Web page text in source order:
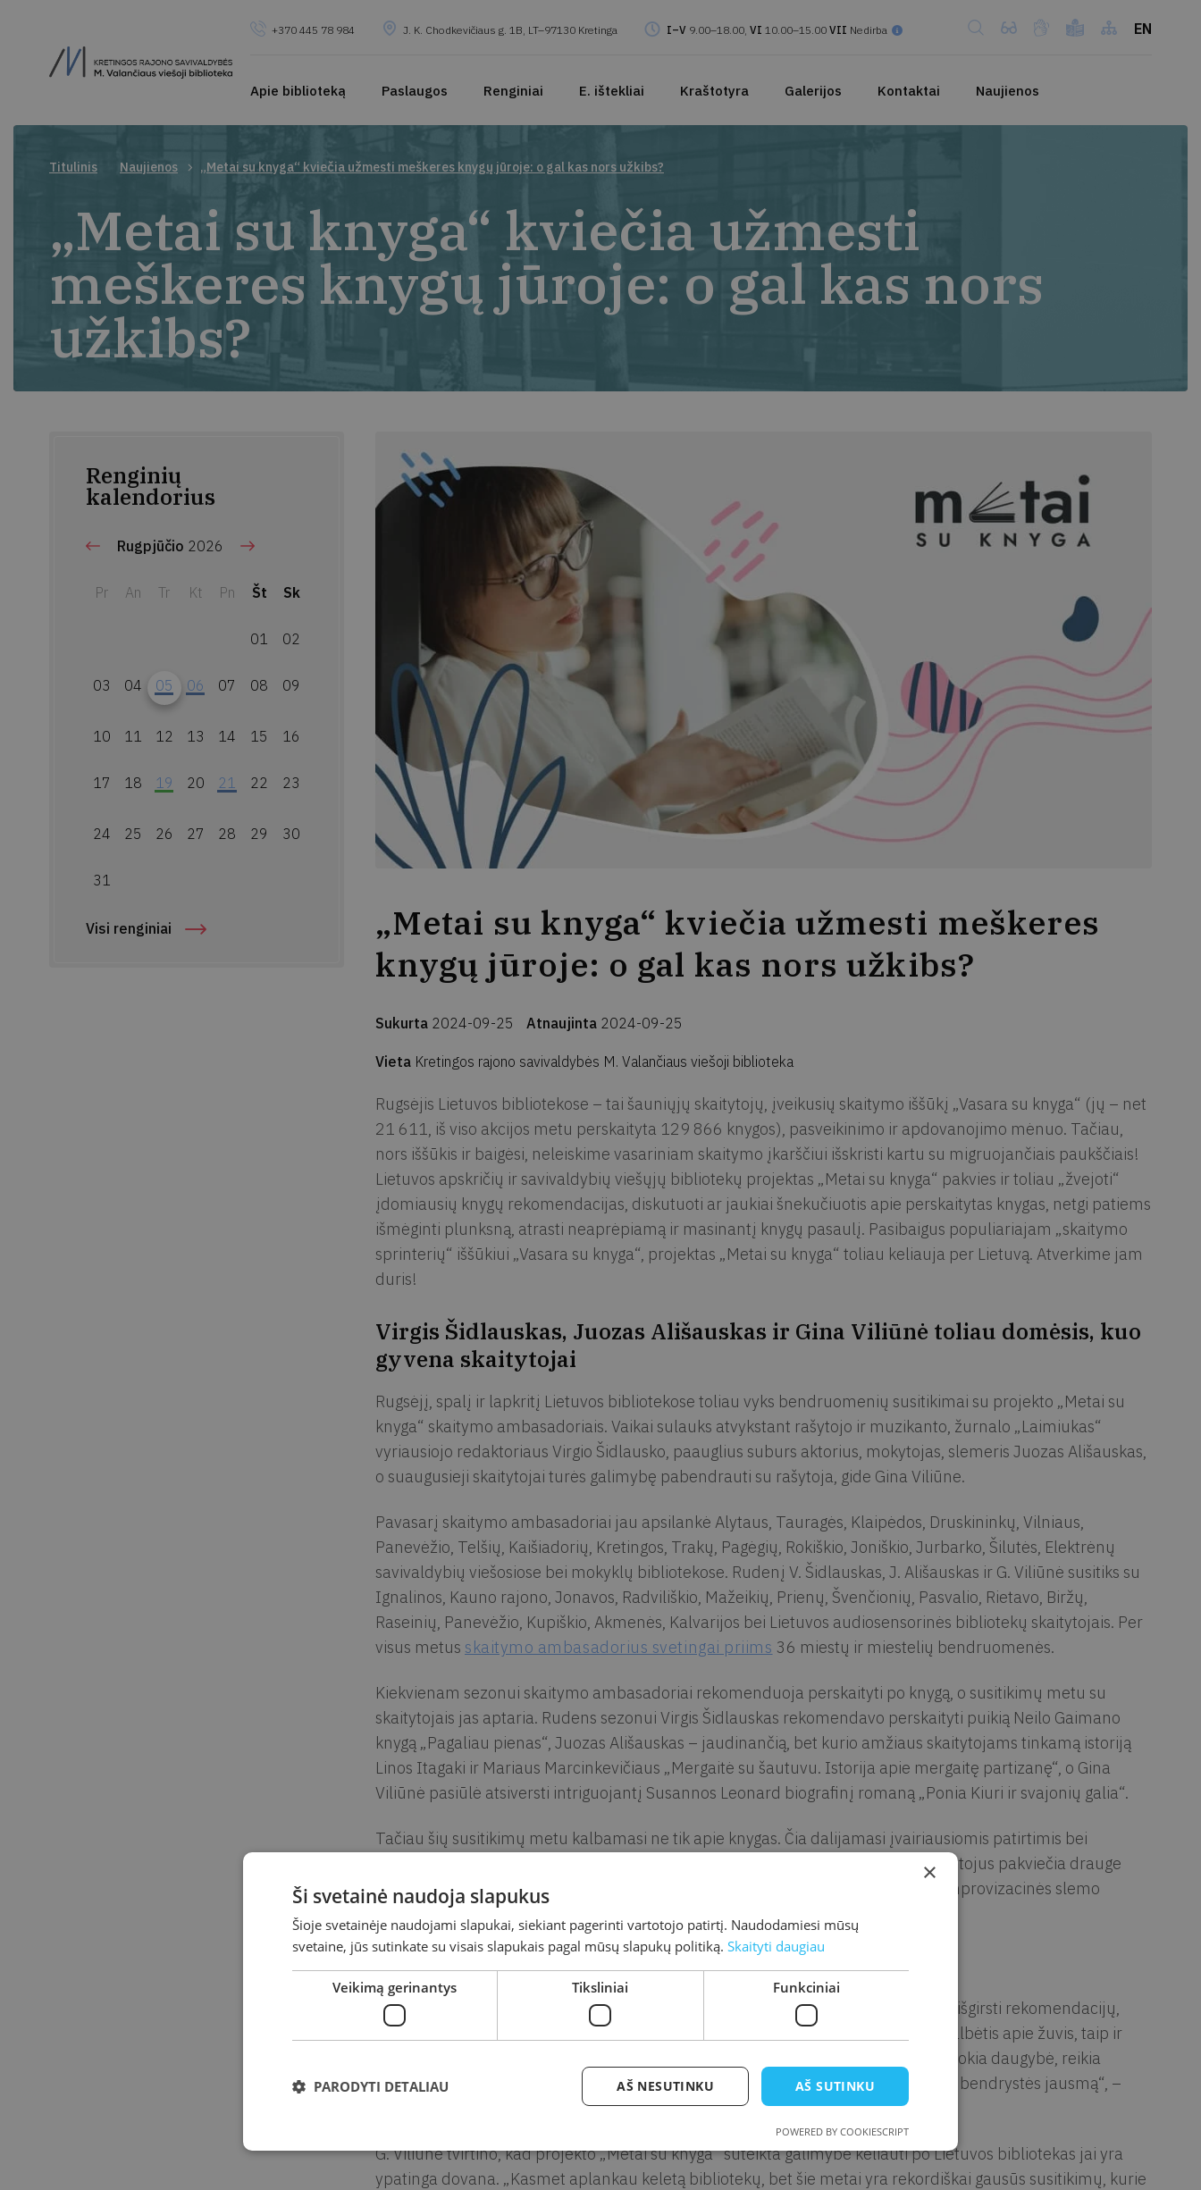
+370 445 78 984 J. K. Chodkevičiaus g. 1B, LT–97130 Kretinga I–V 9.00–18.00, VI 10.00–15.00 VII Nedirba EN
Apie biblioteką Paslaugos Renginiai E. ištekliai Kraštotyra Galerijos Kontaktai Naujienos
Titulinis Naujienos „Metai su knyga“ kviečia užmesti meškeres knygų jūroje: o gal kas nors užkibs?
„Metai su knyga“ kviečia užmesti
meškeres knygų jūroje: o gal kas nors
užkibs?
Renginių
kalendorius
Rugpjūčio 2026
Pr An Tr Kt Pn Št Sk
01 02
03 04 05 06 07 08 09
10 11 12 13 14 15 16
17 18 19 20 21 22 23
24 25 26 27 28 29 30
31
Visi renginiai
„Metai su knyga“ kviečia užmesti meškeres
knygų jūroje: o gal kas nors užkibs?
Sukurta 2024-09-25 Atnaujinta 2024-09-25
Vieta Kretingos rajono savivaldybės M. Valančiaus viešoji biblioteka
Rugsėjis Lietuvos bibliotekose – tai šauniųjų skaitytojų, įveikusių skaitymo iššūkį „Vasara su knyga“ (jų – net
21 611, iš viso akcijos metu perskaityta 129 866 knygos), pasveikinimo ir apdovanojimo mėnuo. Tačiau,
nors iššūkis ir baigėsi, neleiskime vasariniam skaitymo įkarščiui išskristi kartu su migruojančiais paukščiais!
Lietuvos apskričių ir savivaldybių viešųjų bibliotekų projektas „Metai su knyga“ pakvies ir toliau „žvejoti“
įdomiausių knygų rekomendacijas, diskutuoti ar jaukiai šnekučiuotis apie perskaitytas knygas, netgi patiems
išmėginti plunksną, atrasti neaprėpiamą ir masinantį knygų pasaulį. Pasibaigus populiariajam „skaitymo
sprinterių“ iššūkiui „Vasara su knyga“, projektas „Metai su knyga“ toliau keliauja per Lietuvą. Atverkime jam
duris!
Virgis Šidlauskas, Juozas Ališauskas ir Gina Viliūnė toliau domėsis, kuo
gyvena skaitytojai
Rugsėjį, spalį ir lapkritį Lietuvos bibliotekose toliau vyks bendruomenių susitikimai su projekto „Metai su
knyga“ skaitymo ambasadoriais. Vaikai sulauks atvykstant rašytojo ir muzikanto, žurnalo „Laimiukas“
vyriausiojo redaktoriaus Virgio Šidlausko, paauglius suburs aktorius, mokytojas, slemeris Juozas Ališauskas,
o suaugusieji skaitytojai turės galimybę pabendrauti su rašytoja, gide Gina Viliūne.
Pavasarį skaitymo ambasadoriai jau apsilankė Alytaus, Tauragės, Klaipėdos, Druskininkų, Vilniaus,
Panevėžio, Telšių, Kaišiadorių, Kretingos, Trakų, Pagėgių, Rokiškio, Joniškio, Jurbarko, Šilutės, Elektrėnų
savivaldybių viešosiose bei mokyklų bibliotekose. Rudenį V. Šidlauskas, J. Ališauskas ir G. Viliūnė susitiks su
Ignalinos, Kauno rajono, Jonavos, Radviliškio, Mažeikių, Prienų, Švenčionių, Pasvalio, Rietavo, Biržų,
Raseinių, Panevėžio, Kupiškio, Akmenės, Kalvarijos bei Lietuvos audiosensorinės bibliotekų skaitytojais. Per
visus metus skaitymo ambasadorius svetingai priims 36 miestų ir miestelių bendruomenės.
Kiekvienam sezonui skaitymo ambasadoriai rekomenduoja perskaityti po knygą, o susitikimų metu su
skaitytojais jas aptaria. Rudens sezonui Virgis Šidlauskas rekomendavo perskaityti puikią Neilo Gaimano
knygą „Pagaliau pienas“, Juozas Ališauskas – jaudinančią, bet kurio amžiaus skaitytojams tinkamą istoriją
Linos Itagaki ir Mariaus Marcinkevičiaus „Mergaitė su šautuvu. Istorija apie mergaitę partizanę“, o Gina
Viliūnė pasiūlė atsiversti intriguojantį Susannos Leonard biografinį romaną „Ponia Kiuri ir svajonių galia“.
Tačiau šių susitikimų metu kalbamasi ne tik apie knygas. Čia dalijamasi įvairiausiomis patirtimis bei
išgyvenimais, įspūdžiais ir apmąstymais. Be to, Virgis Šidlauskas mažuosius skaitytojus pakviečia drauge
pamuzikuoti ir pafantazuoti, o Juozas Ališauskas pasiūlo paaugliams išmėginti improvizacinės slemo
poezijos žanrą.
Kodėl gera kalbėtis apie perskaitytas knygas?
G. Viliūnės nuomone, kalbėtis apie knygas yra tiesiog smagu. Tai darydamas, gali išgirsti rekomendacijų,
sužinoti kitokią nuomonę, papasakoti savo įspūdžius. „Kaip žvejai nepavargsta kalbėtis apie žuvis, taip ir
skaitytojams visada gera kalbėtis apie knygas. Ypač dabar, kai knygų išleidžiama tokia daugybė, reikia
pokalbių ir patarimų. Skaitymas kaip bendras pomėgis suartina žmones, suteikia bendrystės jausmą“, –
G. Viliūnė tvirtino, kad projekto „Metai su knyga“ suteikta galimybė keliauti po Lietuvos bibliotekas jai yra
ypatinga dovana. „Kasmet aplankau keletą bibliotekų, bet šie metai yra rekordiškai gausūs susitikimų, kurie
×
Ši svetainė naudoja slapukus
Šioje svetainėje naudojami slapukai, siekiant pagerinti vartotojo patirtį. Naudodamiesi mūsų
svetaine, jūs sutinkate su visais slapukais pagal mūsų slapukų politiką. Skaityti daugiau
Veikimą gerinantys Tiksliniai Funkciniai
AŠ SUTINKU
AŠ NESUTINKU
PARODYTI DETALIAU
POWERED BY COOKIESCRIPT